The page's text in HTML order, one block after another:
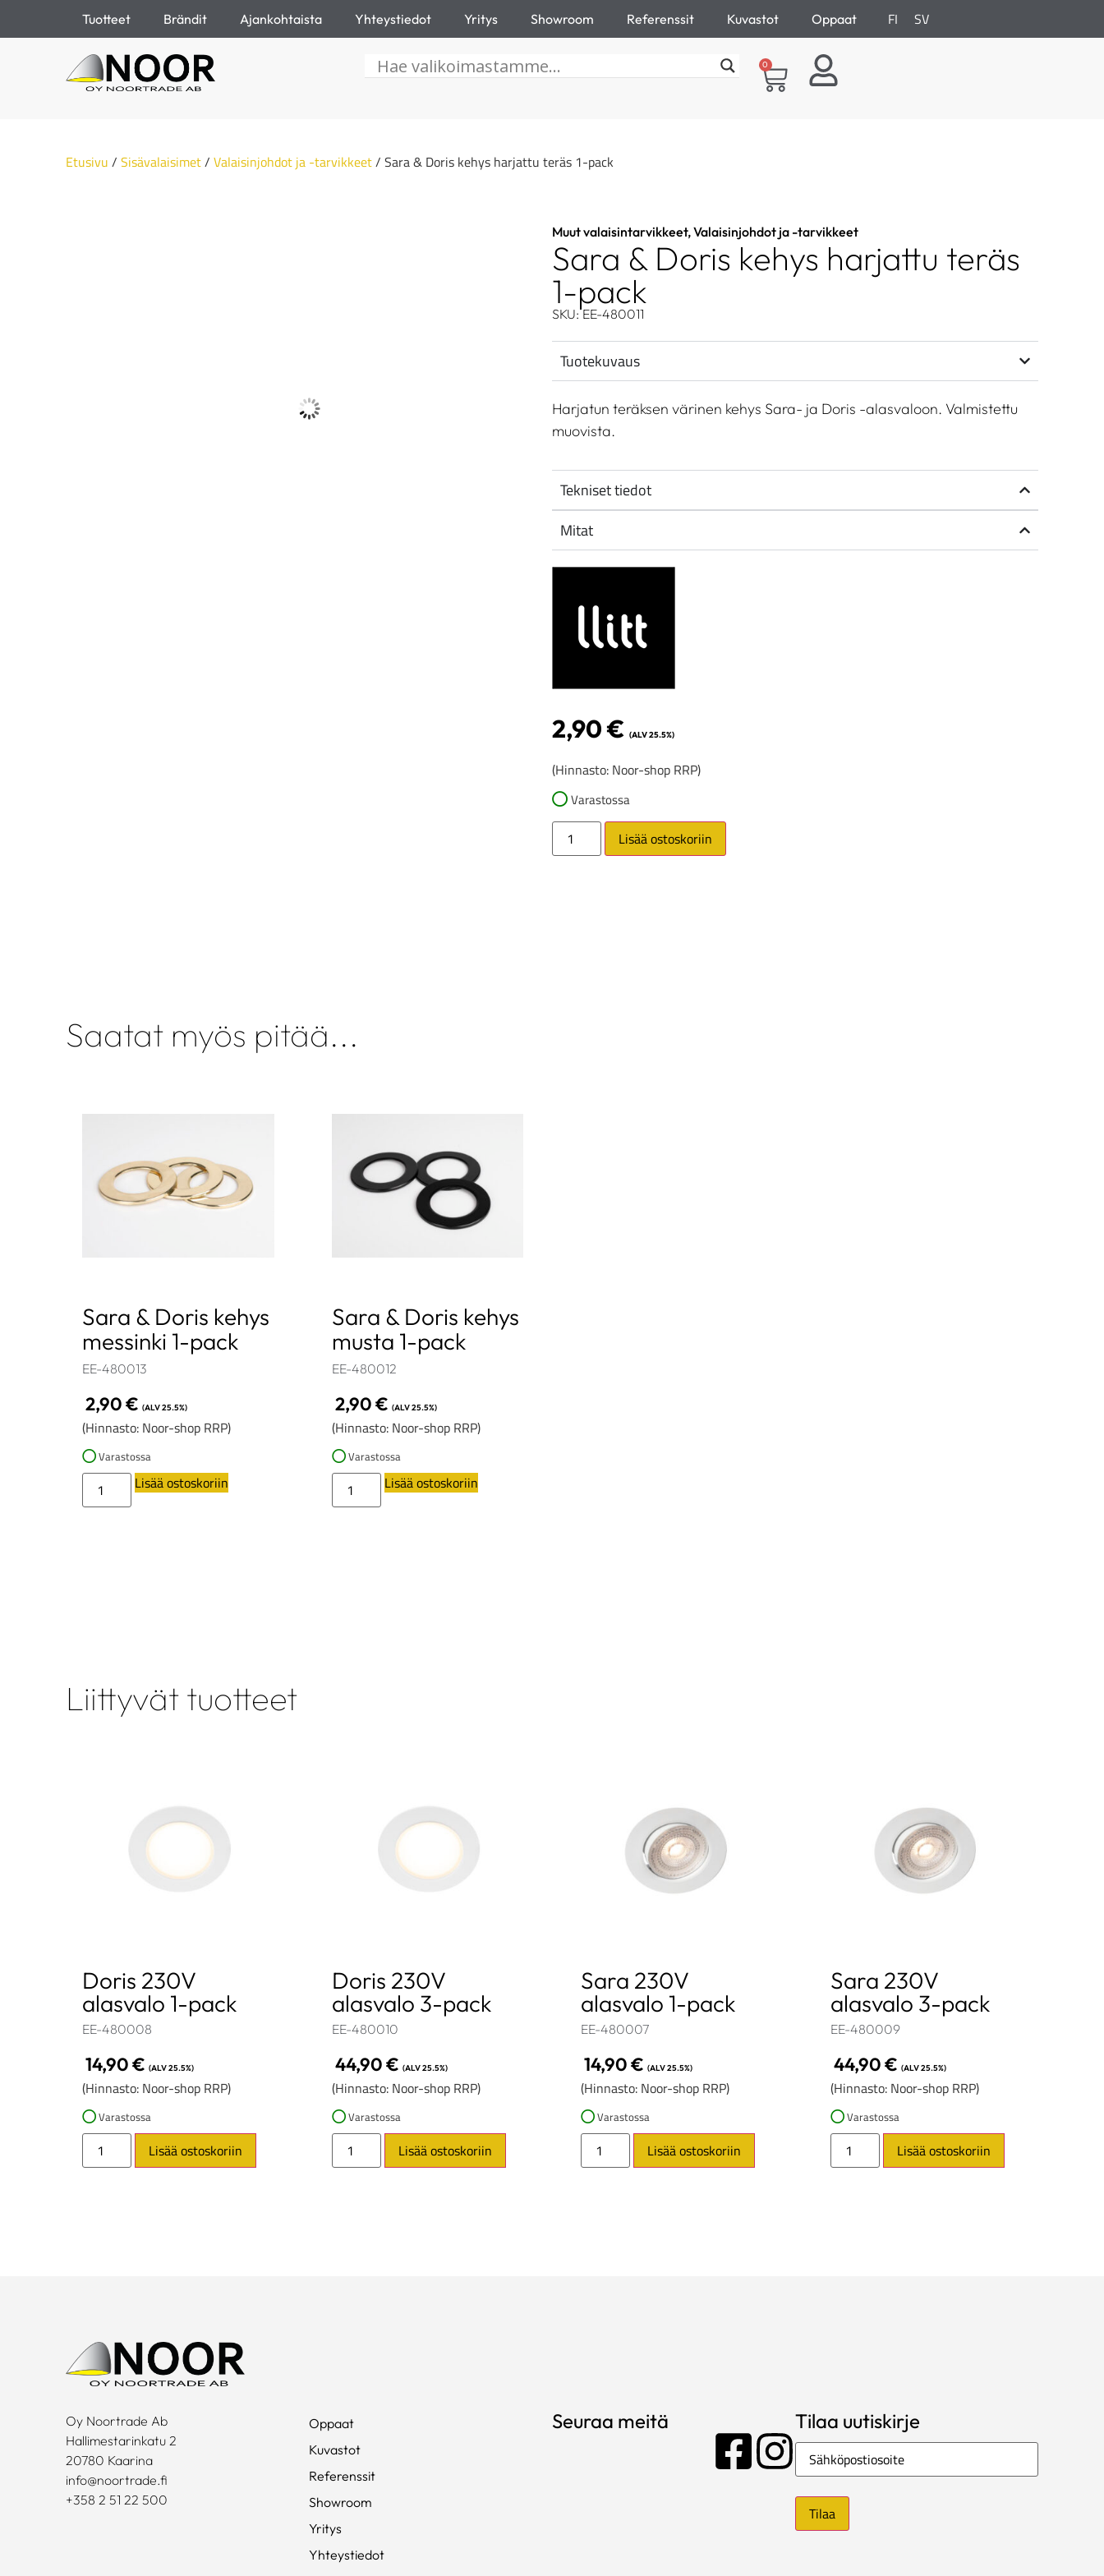
Tuotteet Brändit Ajankohtaista Yhteystiedot Yritys Showroom Referenssit Kuvastot Oppaat FI SV
0
Etusivu / Sisävalaisimet/ Valaisinjohdot ja -tarvikkeet/ Sara & Doris kehys harjattu teräs 1-pack
Muut valaisintarvikkeet,Valaisinjohdot ja -tarvikkeet
Sara & Doris kehys harjattu teräs
1-pack
SKU: EE-480011
Tuotekuvaus
Harjatun teräksen värinen kehys Sara- ja Doris -alasvaloon. Valmistettu
muovista.
Tekniset tiedot
Mitat
2,90€ (ALV 25.5%)
(Hinnasto: Noor-shop RRP)
Varastossa
Lisää ostoskoriin
Saatat myös pitää...
Sara & Doris kehys
messinki 1-pack
EE-480013
2,90€ (ALV 25.5%)
(Hinnasto: Noor-shop RRP)
Varastossa
Lisää ostoskoriin
Sara & Doris kehys
musta 1-pack
EE-480012
2,90€ (ALV 25.5%)
(Hinnasto: Noor-shop RRP)
Varastossa
Lisää ostoskoriin
Liittyvät tuotteet
Doris 230V
alasvalo 1-pack
EE-480008
14,90€ (ALV 25.5%)
(Hinnasto: Noor-shop RRP)
Varastossa
Lisää ostoskoriin
Doris 230V
alasvalo 3-pack
EE-480010
44,90€ (ALV 25.5%)
(Hinnasto: Noor-shop RRP)
Varastossa
Lisää ostoskoriin
Sara 230V
alasvalo 1-pack
EE-480007
14,90€ (ALV 25.5%)
(Hinnasto: Noor-shop RRP)
Varastossa
Lisää ostoskoriin
Sara 230V
alasvalo 3-pack
EE-480009
44,90€ (ALV 25.5%)
(Hinnasto: Noor-shop RRP)
Varastossa
Lisää ostoskoriin
Oy Noortrade Ab
Hallimestarinkatu 2
20780 Kaarina
info@noortrade.fi
+358 2 51 22 500
Oppaat
Kuvastot
Referenssit
Showroom
Yritys
Yhteystiedot
Seuraa meitä Tilaa uutiskirje
Sähköposti